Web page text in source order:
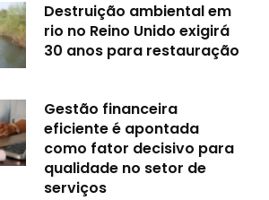
Destruição ambiental em
rio no Reino Unido exigirá
30 anos para restauração
Gestão financeira
eficiente é apontada
como fator decisivo para
qualidade no setor de
serviços